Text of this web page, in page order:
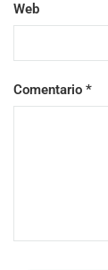
Web
Comentario *